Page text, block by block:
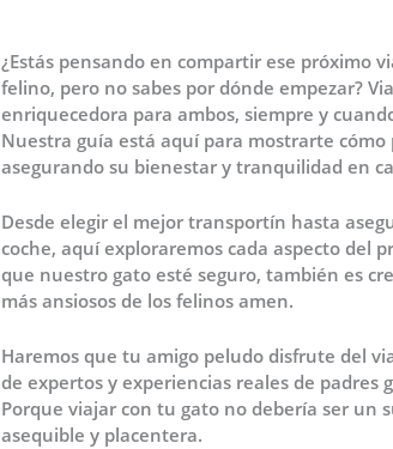
¿Estás pensando en compartir ese próximo
felino, pero no sabes por dónde empezar?
enriquecedora para ambos, siempre y
Nuestra guía está aquí para mostrarte
asegurando su bienestar y tranquilidad en
Desde elegir el mejor transportín hasta
coche, aquí exploraremos cada aspecto del
que nuestro gato esté seguro, también es
más ansiosos de los felinos amen.
Haremos que tu amigo peludo disfrute del
de expertos y experiencias reales de padres
Porque viajar con tu gato no debería ser un
asequible y placentera.